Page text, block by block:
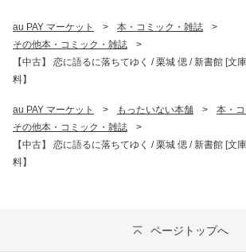
au PAY マーケット > 本・コミック・雑誌
>
その他本・コミック・雑誌
>
【中古】 恋に語るに落ちてゆく / 栗城 偲 / 新書館 [文
料】
au PAY マーケット > もったいない本舗 > 本・
その他本・コミック・雑誌
>
【中古】 恋に語るに落ちてゆく / 栗城 偲 / 新書館 [文
料】
ページトップへ